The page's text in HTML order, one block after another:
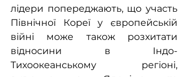
лідери попереджають, що участь
Північної Кореї у європейській
війні може також розхитати
відносини в Індо-
Тихоокеанському регіоні,